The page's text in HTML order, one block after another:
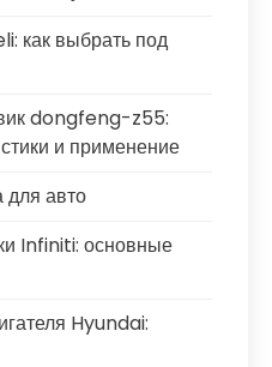
как выбрать под
dongfeng-z55:
и применение
для авто
Infiniti: основные
Hyundai: